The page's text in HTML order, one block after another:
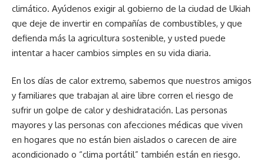
climático. Ayúdenos exigir al gobierno de la ciudad de Ukiah
que deje de invertir en compañías de combustibles, y que
defienda más la agricultura sostenible, y usted puede
intentar a hacer cambios simples en su vida diaria.
En los días de calor extremo, sabemos que nuestros amigos
y familiares que trabajan al aire libre corren el riesgo de
sufrir un golpe de calor y deshidratación. Las personas
mayores y las personas con afecciones médicas que viven
en hogares que no están bien aislados o carecen de aire
acondicionado o “clima portátil” también están en riesgo.